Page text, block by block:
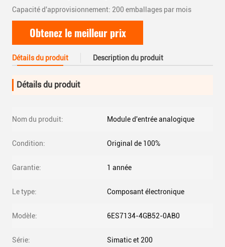
Capacité d'approvisionnement: 200 emballages par mois
Obtenez le meilleur prix
Détails du produit Description du produit
Détails du produit
Nom du produit: Module d'entrée analogique
Condition: Original de 100%
Garantie: 1 année
Le type: Composant électronique
Modèle: 6ES7134-4GB52-0AB0
Série: Simatic et 200